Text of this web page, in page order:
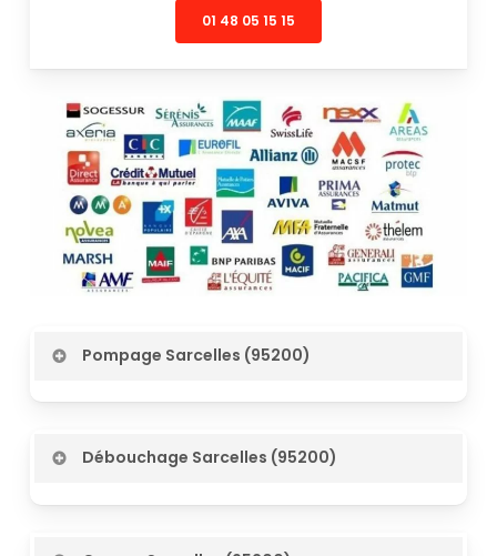
01 48 05 15 15
Pompage Sarcelles (95200)
Débouchage Canalisations IDF Sarcelles
(95200)
Débouchage Sarcelles (95200)
Travaux de vidange de fosses septiques IDF